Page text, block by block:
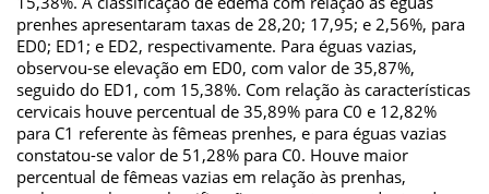
prenhes apresentaram taxas de 28,20; 17,95; e 2,56%, para
ED0; ED1; e ED2, respectivamente. Para éguas vazias,
observou-se elevação em ED0, com valor de 35,87%,
seguido do ED1, com 15,38%. Com relação às características
cervicais houve percentual de 35,89% para C0 e 12,82%
para C1 referente às fêmeas prenhes, e para éguas vazias
constatou-se valor de 51,28% para C0. Houve maior
percentual de fêmeas vazias em relação às prenhas,